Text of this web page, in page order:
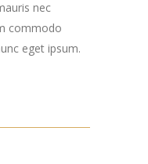
nec
commodo
eget ipsum.